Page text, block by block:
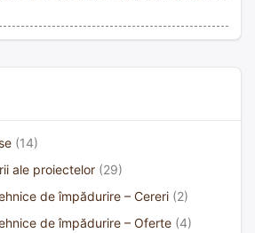
(14)
ale proiectelor (29)
de împădurire – Cereri (2)
de împădurire – Oferte (4)